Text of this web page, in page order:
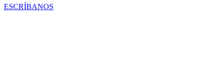
ESCRÍBANOS